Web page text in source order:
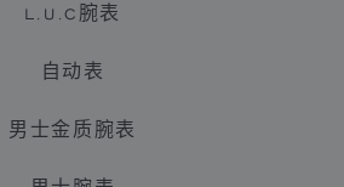
L.U.C腕表
自动表
男士金质腕表